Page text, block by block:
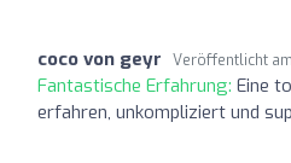
coco von geyr Veröffentlicht am
Fantastische Erfahrung: Eine
erfahren, unkompliziert und